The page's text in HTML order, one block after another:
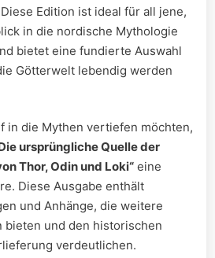
Edition ist ideal für all jene,
in die nordische Mythologie
bietet eine fundierte Auswahl
Götterwelt lebendig werden
in die Mythen vertiefen möchten,
ursprüngliche Quelle der
Thor, Odin und Loki“ eine
Diese Ausgabe enthält
und Anhänge, die weitere
bieten und den historischen
verdeutlichen.